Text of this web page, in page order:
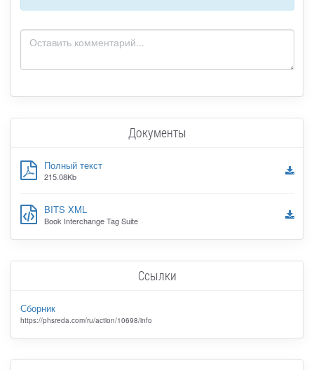
Документы
Полный текст
215.08Kb
BITS XML
Book Interchange Tag Suite
Ссылки
Сборник
https://phsreda.com/ru/action/10698/info